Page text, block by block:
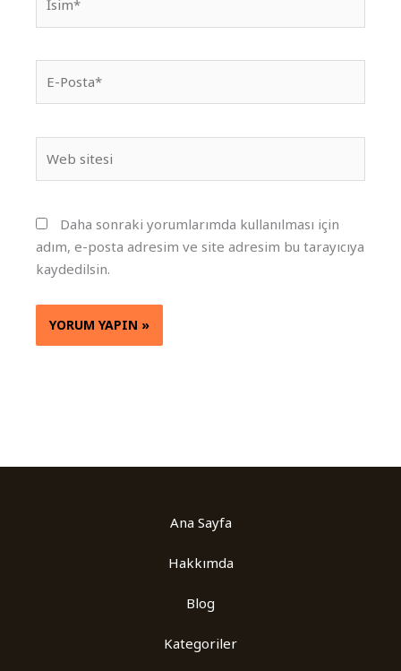
Posta*
sitesi
Daha sonraki yorumlarımda kullanılması için
adım, e-posta adresim ve site adresim bu tarayıcıya
kaydedilsin.
Ana Sayfa
Hakkımda
Blog
Kategoriler